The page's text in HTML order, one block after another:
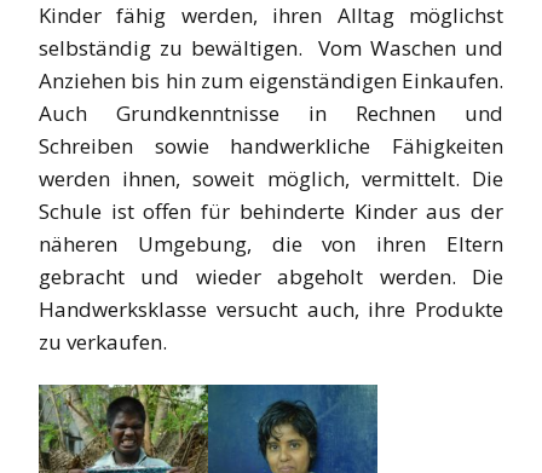
Kinder fähig werden, ihren Alltag möglichst
selbständig zu bewältigen. Vom Waschen und
Anziehen bis hin zum eigenständigen Einkaufen.
Auch Grundkenntnisse in Rechnen und
Schreiben sowie handwerkliche Fähigkeiten
werden ihnen, soweit möglich, vermittelt. Die
Schule ist offen für behinderte Kinder aus der
näheren Umgebung, die von ihren Eltern
gebracht und wieder abgeholt werden. Die
Handwerksklasse versucht auch, ihre Produkte
zu verkaufen.